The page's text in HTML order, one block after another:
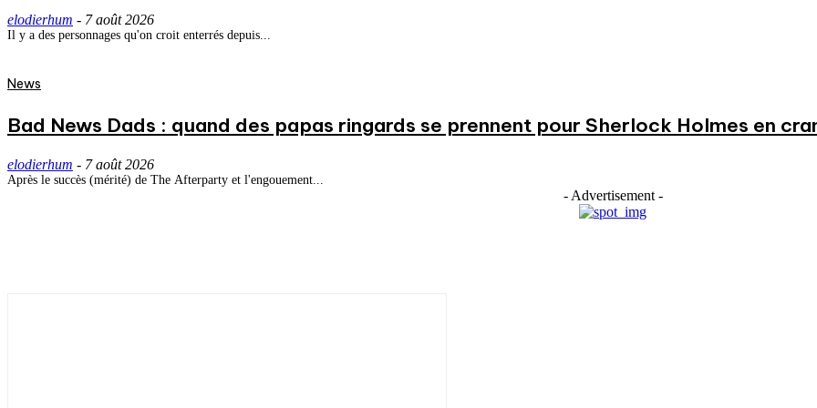
elodierhum - 7 août 2026
Il y a des personnages qu'on croit enterrés depuis...
News
Bad News Dads : quand des papas ringards se prennent pour Sherlock Holmes en
elodierhum - 7 août 2026
Après le succès (mérité) de The Afterparty et l'engouement...
- Advertisement -